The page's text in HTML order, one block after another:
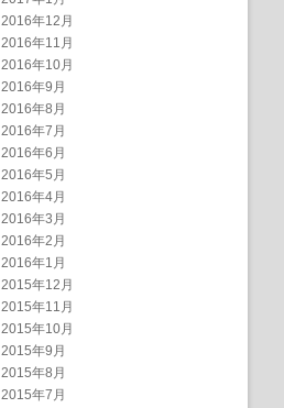
2016年12月
2016年11月
2016年10月
2016年9月
2016年8月
2016年7月
2016年6月
2016年5月
2016年4月
2016年3月
2016年2月
2016年1月
2015年12月
2015年11月
2015年10月
2015年9月
2015年8月
2015年7月